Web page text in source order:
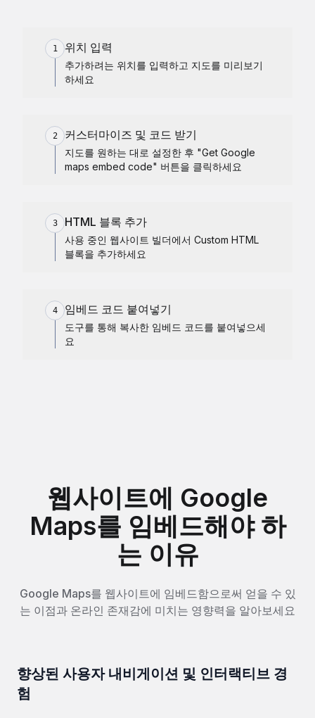
1 위치 입력
추가하려는 위치를 입력하고 지도를 미리보기
하세요
2 커스터마이즈 및 코드 받기
지도를 원하는 대로 설정한 후 "Get Google
maps embed code" 버튼을 클릭하세요
3 HTML 블록 추가
사용 중인 웹사이트 빌더에서 Custom HTML
블록을 추가하세요
4 임베드 코드 붙여넣기
도구를 통해 복사한 임베드 코드를 붙여넣으세
요
웹사이트에 Google
Maps를 임베드해야 하
는 이유
Google Maps를 웹사이트에 임베드함으로써 얻을 수 있
는 이점과 온라인 존재감에 미치는 영향력을 알아보세요
향상된 사용자 내비게이션 및 인터랙티브 경
험